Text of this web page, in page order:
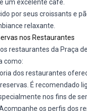
um excelente café.
por seus croissants e
relaxante.
nos Restaurantes
restaurantes da Praça
como:
dos restaurantes
É recomendado
nos fins de
os perfis dos